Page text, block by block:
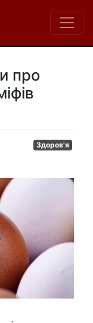
про
Здоров'я